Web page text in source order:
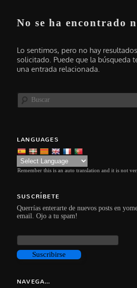
No se ha encontrado
Lo sentimos, pero no hay
solicitado. Puede que la búsqueda
una entrada relacionada.
Buscar
LANGUAGES
Remember this is an auto translation and it is not
SUSCRÍBETE
Querrías enterarte de nuevos posts en
email. Ojo a tu spam!
NAVEGA…